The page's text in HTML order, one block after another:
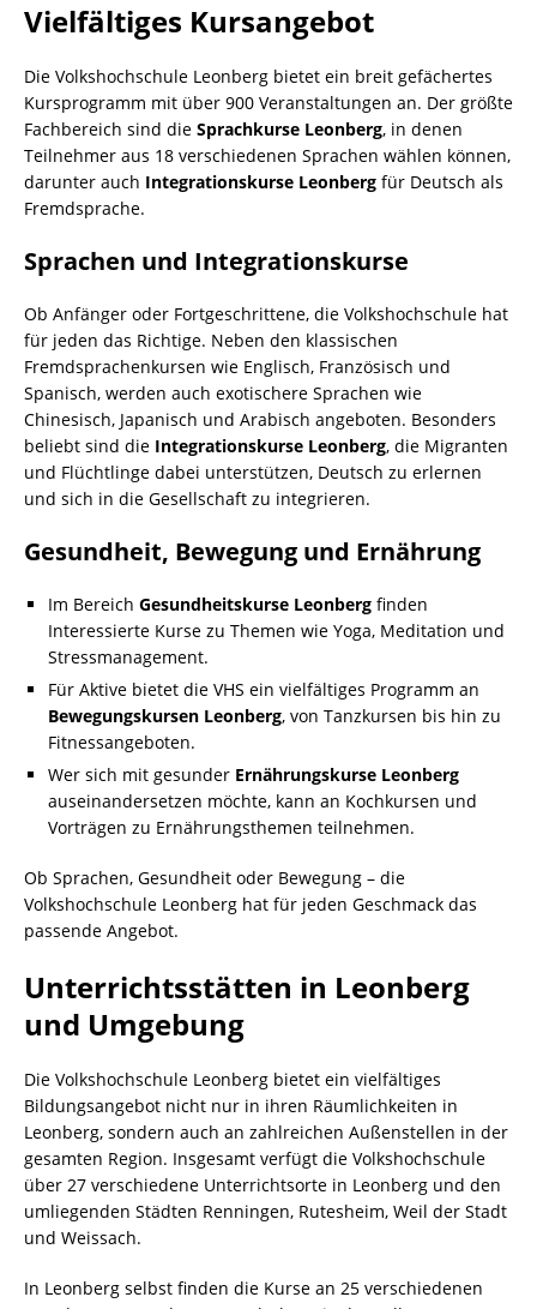
Vielfältiges Kursangebot
Die Volkshochschule Leonberg bietet ein breit gefächertes
Kursprogramm mit über 900 Veranstaltungen an. Der größte
Fachbereich sind die Sprachkurse Leonberg, in denen
Teilnehmer aus 18 verschiedenen Sprachen wählen können,
darunter auch Integrationskurse Leonberg für Deutsch als
Fremdsprache.
Sprachen und Integrationskurse
Ob Anfänger oder Fortgeschrittene, die Volkshochschule hat
für jeden das Richtige. Neben den klassischen
Fremdsprachenkursen wie Englisch, Französisch und
Spanisch, werden auch exotischere Sprachen wie
Chinesisch, Japanisch und Arabisch angeboten. Besonders
beliebt sind die Integrationskurse Leonberg, die Migranten
und Flüchtlinge dabei unterstützen, Deutsch zu erlernen
und sich in die Gesellschaft zu integrieren.
Gesundheit, Bewegung und Ernährung
Im Bereich Gesundheitskurse Leonberg finden
Interessierte Kurse zu Themen wie Yoga, Meditation und
Stressmanagement.
Für Aktive bietet die VHS ein vielfältiges Programm an
Bewegungskursen Leonberg, von Tanzkursen bis hin zu
Fitnessangeboten.
Wer sich mit gesunder Ernährungskurse Leonberg
auseinandersetzen möchte, kann an Kochkursen und
Vorträgen zu Ernährungsthemen teilnehmen.
Ob Sprachen, Gesundheit oder Bewegung – die
Volkshochschule Leonberg hat für jeden Geschmack das
passende Angebot.
Unterrichtsstätten in Leonberg
und Umgebung
Die Volkshochschule Leonberg bietet ein vielfältiges
Bildungsangebot nicht nur in ihren Räumlichkeiten in
Leonberg, sondern auch an zahlreichen Außenstellen in der
gesamten Region. Insgesamt verfügt die Volkshochschule
über 27 verschiedene Unterrichtsorte in Leonberg und den
umliegenden Städten Renningen, Rutesheim, Weil der Stadt
und Weissach.
In Leonberg selbst finden die Kurse an 25 verschiedenen